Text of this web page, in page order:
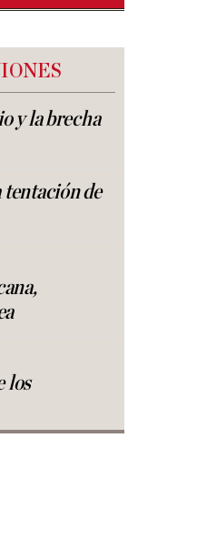
y la brecha
de
los